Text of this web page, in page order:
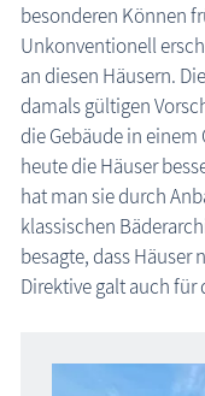
besonderen Können
Unkonventionell
an diesen Häusern.
damals gültigen
die Gebäude in
heute die Häuser
hat man sie durch
klassischen
besagte, dass Häuser
Direktive galt auch